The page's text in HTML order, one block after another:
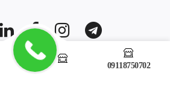
powered bywww.rashinweb.com09118750702